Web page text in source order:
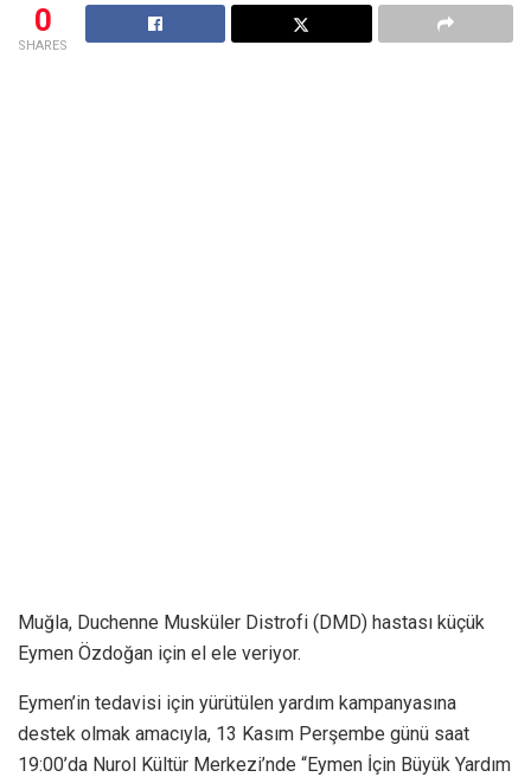
0
SHARES
Muğla, Duchenne Musküler Distrofi (DMD) hastası küçük
Eymen Özdoğan için el ele veriyor.
Eymen’in tedavisi için yürütülen yardım kampanyasına
destek olmak amacıyla, 13 Kasım Perşembe günü saat
19:00’da Nurol Kültür Merkezi’nde “Eymen İçin Büyük Yardım